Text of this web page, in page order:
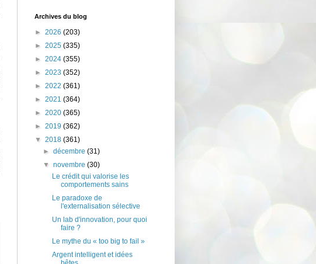
Archives du blog
► 2026 (203)
► 2025 (335)
► 2024 (355)
► 2023 (352)
► 2022 (361)
► 2021 (364)
► 2020 (365)
► 2019 (362)
▼ 2018 (361)
►décembre(31)
▼novembre(30)
Le crédit qui valorise les
comportements sains
Le paradoxe de
l'externalisation sélective
Un lab d'innovation, pour quoi
faire ?
Le mythe du « too big to fail »
Argent intelligent et idées